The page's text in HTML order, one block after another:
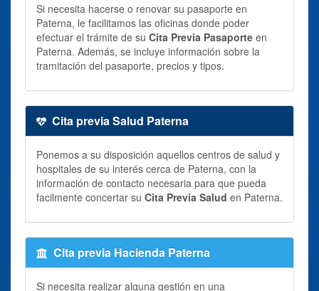
Si necesita hacerse o renovar su pasaporte en
Paterna, le facilitamos las oficinas donde poder
efectuar el trámite de su Cita Previa Pasaporte en
Paterna. Además, se incluye información sobre la
tramitación del pasaporte, precios y tipos.
Cita previa Salud Paterna
Ponemos a su disposición aquellos centros de salud y
hospitales de su interés cerca de Paterna, con la
información de contacto necesaria para que pueda
facilmente concertar su Cita Previa Salud en Paterna.
Cita previa Hacienda Paterna
Si necesita realizar alguna gestión en una